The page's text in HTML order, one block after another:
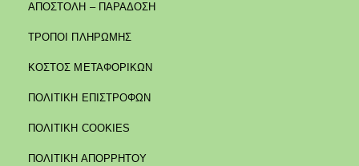
ΑΠΟΣΤΟΛΉ – ΠΑΡΆΔΟΣΗ
ΤΡΌΠΟΙ ΠΛΗΡΩΜΉΣ
ΚΌΣΤΟΣ ΜΕΤΑΦΟΡΙΚΏΝ
ΠΟΛΙΤΙΚΉ ΕΠΙΣΤΡΟΦΏΝ
ΠΟΛΙΤΙΚΉ COOKIES
ΠΟΛΙΤΙΚΉ ΑΠΟΡΡΉΤΟΥ